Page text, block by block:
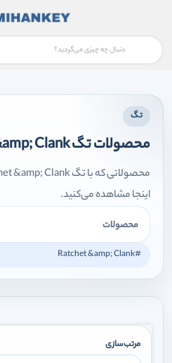
تگ
محصولات تگ Ratchet &amp; Clank
اینجا مشاهده می‌کنید.
محصولات
#Ratchet &amp; Clank
مرتب‌سازی